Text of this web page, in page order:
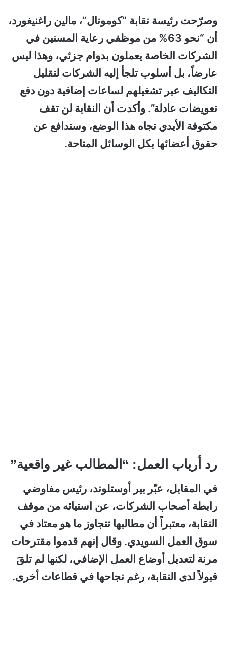
وصرّحت رئيسة نقابة “كومونال”، مالين راغنيغورد،
أن “نحو 63% من موظفي رعاية المسنين في
الشركات الخاصة يعملون بدوام جزئي، وهذا ليس
عارضاً، بل أسلوب تلجأ إليه الشركات لتقليل
التكاليف عبر تشغيلهم لساعات إضافية دون دفع
تعويضات عادلة”. وأكدت أن النقابة لن تقف
مكتوفة الأيدي تجاه هذا الوضع، وستدافع عن
حقوق أعضائها بكل الوسائل المتاحة.
رد أرباب العمل: “المطالب غير واقعية”
في المقابل، عبّر بير أوستلوند، رئيس مفاوضي
رابطة أصحاب الشركات، عن استيائه من موقف
النقابة، معتبراً أن مطالبها تتجاوز ما هو معتاد في
سوق العمل السويدي. وقال إنهم قدموا مقترحات
مرنة لتعديل أوضاع العمل الإضافي، لكنها لم تلقَ
قبولاً لدى النقابة، رغم نجاحها في قطاعات أخرى.